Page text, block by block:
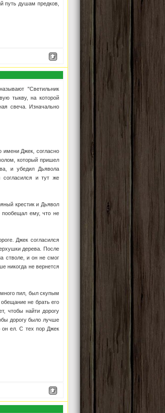
путь душам предков,
"Светильник
тыкву, на которой
свеча. Изначально
имени Джек, согласно
который пришел
и убедил Дьявола
согласился и тут же
крестик и Дьявол
пообещал ему, что не
Джек согласился
дерева. После
стволе, и он не смог
никогда не вернется
пил, был скупым
не брать его
чтобы найти дорогу
дорогу было лучше
он ел. С тех пор Джек